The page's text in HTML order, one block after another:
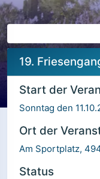
19.
Start der
Sonntag den
Ort der
Am Sportplatz,
Status